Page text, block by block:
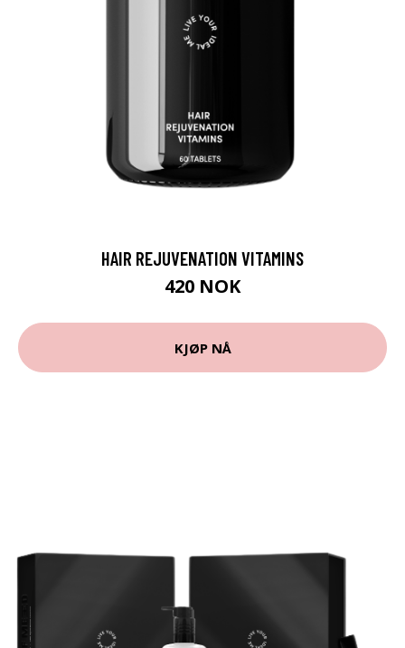
HAIR REJUVENATION VITAMINS
420 NOK
KJØP NÅ